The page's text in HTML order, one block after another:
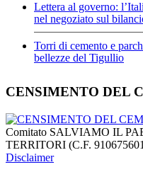
Lettera al governo:
nel negoziato sul
Torri di cemento e
bellezze del Tigullio
CENSIMENTO DEL
Comitato SALVIAMO IL
TERRITORI (C.F.
Disclaimer